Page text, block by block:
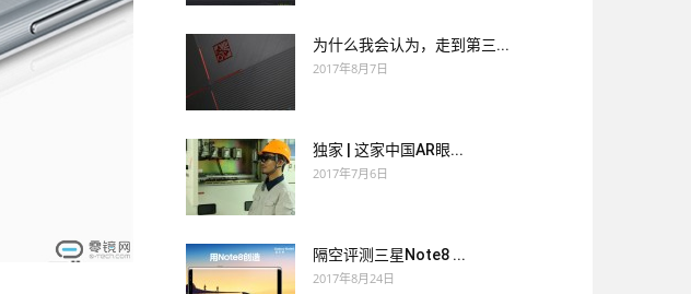
为什么我会认为，走到第三...
2017年8月7日
独家 | 这家中国AR眼...
2017年7月6日
隔空评测三星Note8 ...
2017年8月24日